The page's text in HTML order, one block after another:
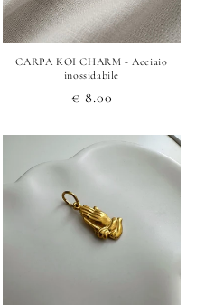
CARPA KOI CHARM - Acciaio
inossidabile
Prezzo
€ 8.00